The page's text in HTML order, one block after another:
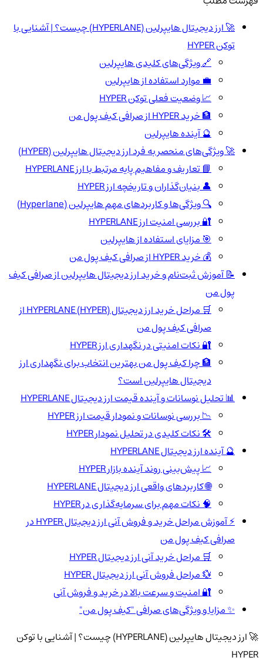
🚀 ارز دیجیتال هایپرلین (HYPERLANE) چیست؟ | آشنایی با
توکن HYPER
🔗 ویژگی‌های کلیدی هایپرلین
💼 موارد استفاده از هایپرلین
📈 وضعیت فعلی توکن HYPER
🏦 خرید HYPER از صرافی کیف پول من
🔮 آینده هایپرلین
🚀 ویژگی‌های منحصر به فرد ارز دیجیتال هایپرلین (HYPER)
📘 تعاریف و مفاهیم پایه مرتبط با ارز HYPERLANE
👤 بنیان‌گذاران و تاریخچه ارز HYPER
🔍 ویژگی‌ها و کاربردهای مهم هایپرلین (Hyperlane)
🔐 بررسی امنیت ارز HYPERLANE
🎯 مزایای استفاده از هایپرلین
💰 خرید HYPER از صرافی کیف پول من
📝 آموزش ثبت‌نام و خرید ارز دیجیتال هایپرلین از صرافی کیف
پول من
🛒 مراحل خرید ارز دیجیتال HYPERLANE (HYPER) از
صرافی کیف پول من
🔐 نکات امنیتی در نگهداری ارز HYPER
🏦 چرا کیف پول من بهترین انتخاب برای نگهداری ارز
دیجیتال هایپرلین است؟
📊 تحلیل نوسانات و آینده قیمت ارز دیجیتال HYPERLANE
📉 بررسی نوسانات و نمودار قیمت ارز HYPER
🛠️ نکات کلیدی در تحلیل نمودار HYPER
🔮 آینده ارز دیجیتال HYPERLANE
📈 پیش‌بینی روند آینده بازار HYPER
🌐 کاربردهای واقعی ارز دیجیتال HYPERLANE
🧠 نکات مهم برای سرمایه‌گذاری در HYPER
⚡ آموزش مراحل خرید و فروش آنی ارز دیجیتال HYPER در
صرافی کیف پول من
🛒 مراحل خرید آنی ارز دیجیتال HYPER
💱 مراحل فروش آنی ارز دیجیتال HYPER
🔐 امنیت و سرعت بالا در خرید و فروش آنی
✨ مزایا و ویژگی‌های صرافی "کیف پول من"
🚀 ارز دیجیتال هایپرلین (HYPERLANE) چیست؟ | آشنایی با توکن
HYPER